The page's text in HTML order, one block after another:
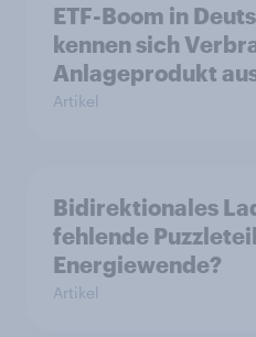
ETF-Boom in
kennen sich
Anlageprodukt
Artikel
Bidirektionales
fehlende
Energiewende?
Artikel